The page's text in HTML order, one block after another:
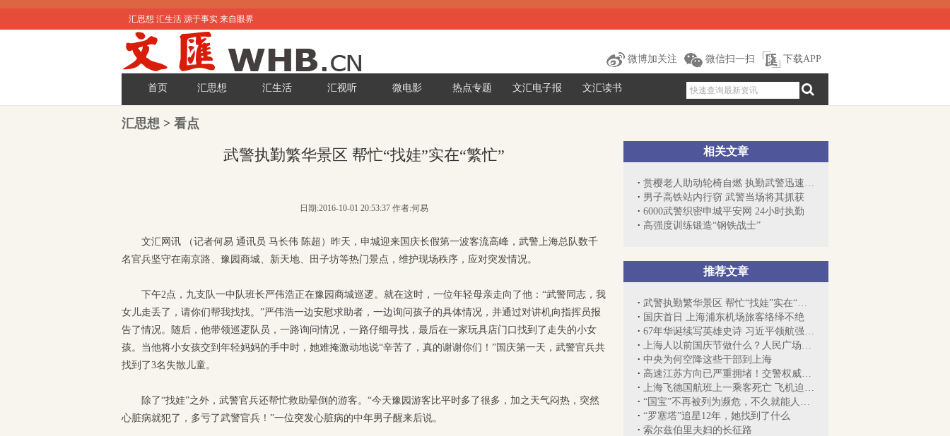
汇思想 汇生活 源于事实 来自眼界
微博加关注 微信扫一扫 下载APP
首页 汇思想 汇生活 汇视听 微电影 热点专题 文汇电子报 文汇读书
汇思想 > 看点
相关文章
赏樱老人助动轮椅自燃 执勤武警迅速扑灭救护
男子高铁站内行窃 武警当场将其抓获
6000武警织密申城平安网 24小时执勤
高强度训练锻造“钢铁战士”
推荐文章
武警执勤繁华景区 帮忙“找娃”实在“繁...
国庆首日 上海浦东机场旅客络绎不绝
67年华诞续写英雄史诗 习近平领航强国强...
上海人以前国庆节做什么？人民广场看焰火...
中央为何空降这些干部到上海
高速江苏方向已严重拥堵！交警权威预测长...
上海飞德国航班上一乘客死亡 飞机迫降莫斯科
“国宝”不再被列为濒危，不久就能人手一...
“罗塞塔”追星12年，她找到了什么
索尔兹伯里夫妇的长征路
武警执勤繁华景区 帮忙“找娃”实在“繁忙”
日期:2016-10-01 20:53:37 作者:何易
文汇网讯 （记者何易 通讯员 马长伟 陈超）昨天，申城迎来国庆长假第一波客流高峰，武警上海总队数千
名官兵坚守在南京路、豫园商城、新天地、田子坊等热门景点，维护现场秩序，应对突发情况。
下午2点，九支队一中队班长严伟浩正在豫园商城巡逻。就在这时，一位年轻母亲走向了他：“武警同志，我
女儿走丢了，请你们帮我找找。”严伟浩一边安慰求助者，一边询问孩子的具体情况，并通过对讲机向指挥员报
告了情况。随后，他带领巡逻队员，一路询问情况，一路仔细寻找，最后在一家玩具店门口找到了走失的小女
孩。当他将小女孩交到年轻妈妈的手中时，她难掩激动地说“辛苦了，真的谢谢你们！”国庆第一天，武警官兵共
找到了3名失散儿童。
除了“找娃”之外，武警官兵还帮忙救助晕倒的游客。“今天豫园游客比平时多了很多，加之天气闷热，突然
心脏病就犯了，多亏了武警官兵！”一位突发心脏病的中年男子醒来后说。